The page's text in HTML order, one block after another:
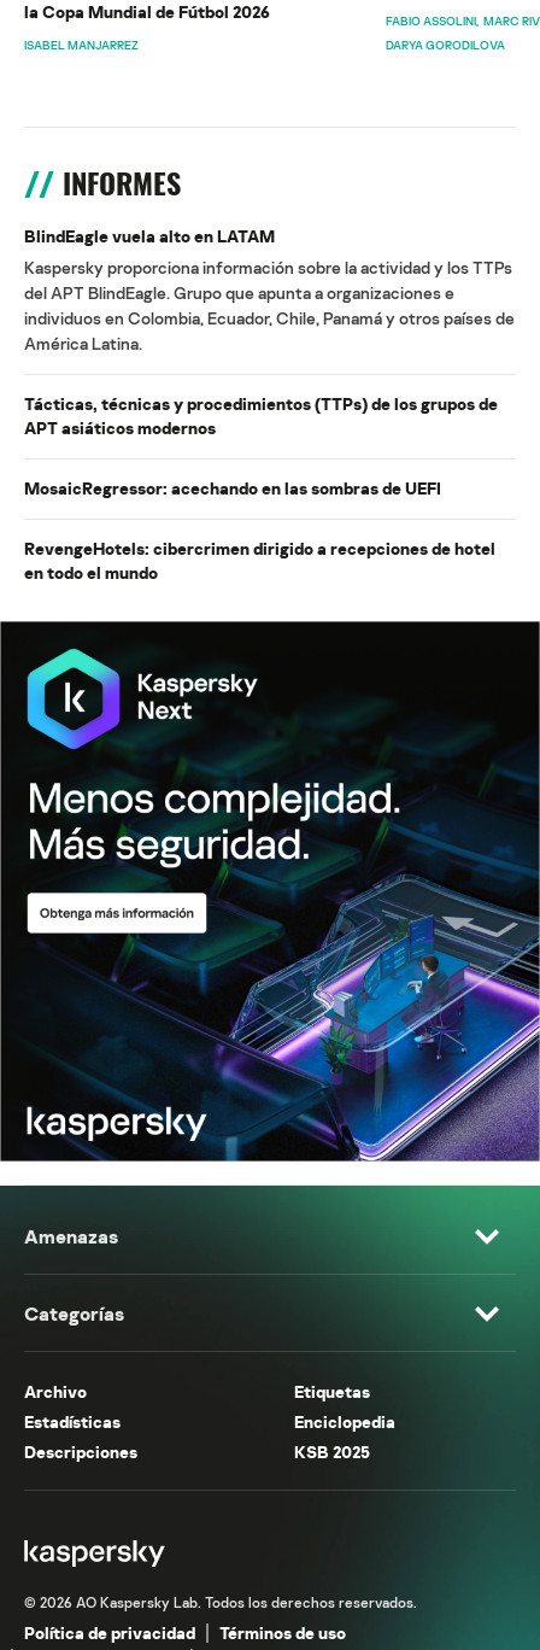
la Copa Mundial de Fútbol 2026
ISABEL MANJARREZ
FABIO ASSOLINI MARC
DARYA GORODILOVA
INFORMES
BlindEagle vuela alto en LATAM
Kaspersky proporciona información sobre la actividad y los TTPs
del APT BlindEagle. Grupo que apunta a organizaciones e
individuos en Colombia, Ecuador, Chile, Panamá y otros países de
América Latina.
Tácticas, técnicas y procedimientos (TTPs) de los grupos de
APT asiáticos modernos
MosaicRegressor: acechando en las sombras de UEFI
RevengeHotels: cibercrimen dirigido a recepciones de hotel
en todo el mundo
Amenazas
Categorías
Archivo
Etiquetas
Estadísticas
Enciclopedia
Descripciones
KSB 2025
© 2026 AO Kaspersky Lab. Todos los derechos reservados.
Política de privacidad
Términos de uso